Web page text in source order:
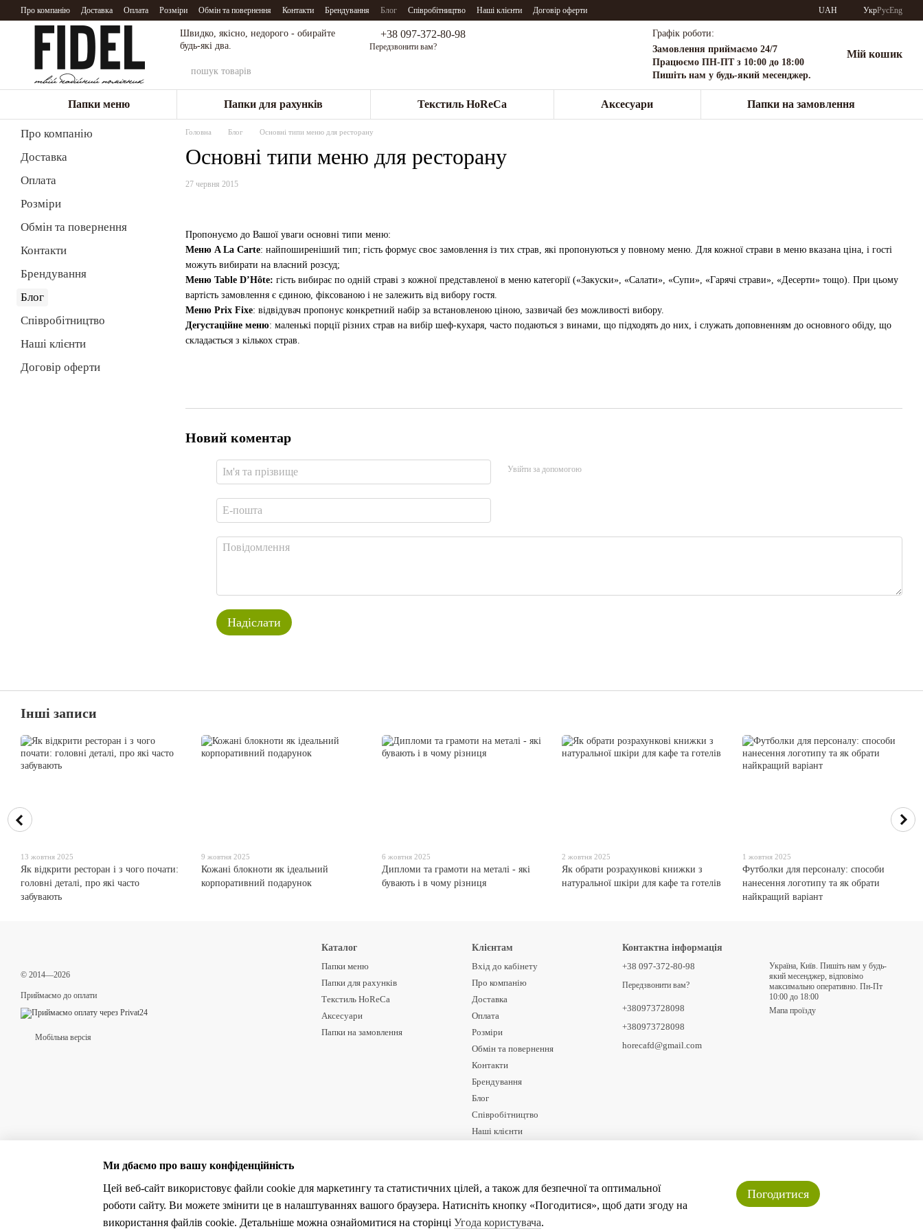
Перейти до основного контенту
Про компанію Доставка Оплата Розміри Обмін та повернення Контакти Брендування Блог Співробітництво Наші клієнти Договір оферти UAH УкрРусEng
Швидко, якісно, недорого - обирайте
будь-які два.
+38 097-372-80-98
Передзвонити вам?
Графік роботи:
Замовлення приймаємо 24/7
Працюємо ПН-ПТ з 10:00 до 18:00
Пишіть нам у будь-який месенджер.
Мій кошик
Папки меню Папки для рахунків Текстиль HoReCa Аксесуари Папки на замовлення
Головна Блог Основні типи меню для ресторану
Основні типи меню для ресторану
27 червня 2015
Пропонуємо до Вашої уваги основні типи меню:
Меню A La Carte: найпоширеніший тип; гість формує своє замовлення із тих страв, які пропонуються у повному меню. Для кожної страви в меню вказана ціна, і гості
можуть вибирати на власний розсуд;
Меню Table D’Hôte: гість вибирає по одній страві з кожної представленої в меню категорії («Закуски», «Салати», «Супи», «Гарячі страви», «Десерти» тощо). При цьому
вартість замовлення є єдиною, фіксованою і не залежить від вибору гостя.
Меню Prix Fixe: відвідувач пропонує конкретний набір за встановленою ціною, зазвичай без можливості вибору.
Дегустаційне меню: маленькі порції різних страв на вибір шеф-кухаря, часто подаються з винами, що підходять до них, і служать доповненням до основного обіду, що
складається з кількох страв.
Новий коментар
Увійти за допомогою
Надіслати
Про компанію
Доставка
Оплата
Розміри
Обмін та повернення
Контакти
Брендування
Блог
Співробітництво
Наші клієнти
Договір оферти
Інші записи
13 жовтня 2025
Як відкрити ресторан і з чого почати:
головні деталі, про які часто
забувають
9 жовтня 2025
Кожані блокноти як ідеальний
корпоративний подарунок
6 жовтня 2025
Дипломи та грамоти на металі - які
бувають і в чому різниця
2 жовтня 2025
Як обрати розрахункові книжки з
натуральної шкіри для кафе та готелів
1 жовтня 2025
Футболки для персоналу: способи
нанесення логотипу та як обрати
найкращий варіант
© 2014—2026
Приймаємо до оплати
Мобільна версія
Інтернет-магазин створений з Хорошоп
Каталог
Папки меню
Папки для рахунків
Текстиль HoReCa
Аксесуари
Папки на замовлення
Клієнтам
Вхід до кабінету
Про компанію
Доставка
Оплата
Розміри
Обмін та повернення
Контакти
Брендування
Блог
Співробітництво
Наші клієнти
Контактна інформація
+38 097-372-80-98
Передзвонити вам?
+380973728098
+380973728098
horecafd@gmail.com
Україна, Київ. Пишіть нам у будь-
який месенджер, відповімо
максимально оперативно. Пн-Пт
10:00 до 18:00
Мапа проїзду
Ми дбаємо про вашу конфіденційність
Цей веб-сайт використовує файли cookie для маркетингу та статистичних цілей, а також для безпечної та оптимальної
роботи сайту. Ви можете змінити це в налаштуваннях вашого браузера. Натисніть кнопку «Погодитися», щоб дати згоду на
використання файлів cookie. Детальніше можна ознайомитися на сторінці Угода користувача.
Погодитися